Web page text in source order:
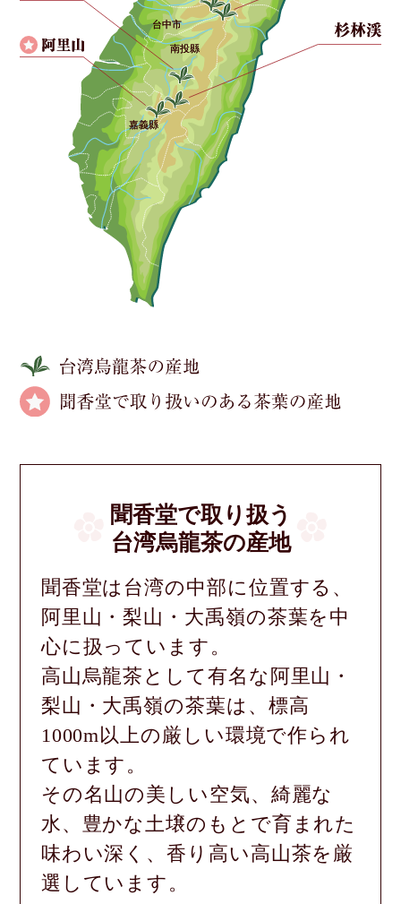
聞香堂で取り扱う
台湾烏龍茶の産地
聞香堂は台湾の中部に位置する、
阿里山・梨山・大禹嶺の茶葉を中
心に扱っています。
高山烏龍茶として有名な阿里山・
梨山・大禹嶺の茶葉は、標高
1000m以上の厳しい環境で作られ
ています。
その名山の美しい空気、綺麗な
水、豊かな土壌のもとで育まれた
味わい深く、香り高い高山茶を厳
選しています。